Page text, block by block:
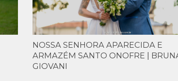
NOSSA SENHORA APARECIDA E
ARMAZÉM SANTO ONOFRE |
GIOVANI